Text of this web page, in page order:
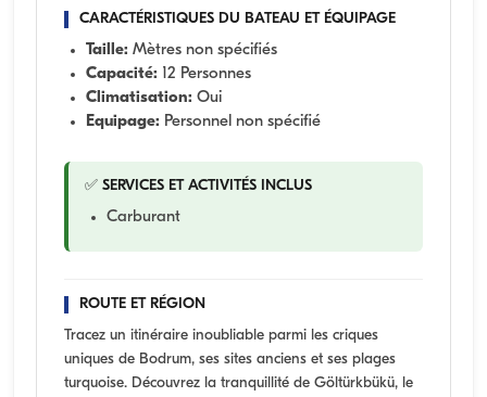
CARACTÉRISTIQUES DU BATEAU ET ÉQUIPAGE
Taille: Mètres non spécifiés
Capacité: 12 Personnes
Climatisation: Oui
Equipage: Personnel non spécifié
✅ SERVICES ET ACTIVITÉS INCLUS
Carburant
ROUTE ET RÉGION
Tracez un itinéraire inoubliable parmi les criques
uniques de Bodrum, ses sites anciens et ses plages
turquoise. Découvrez la tranquillité de Göltürkbükü, le